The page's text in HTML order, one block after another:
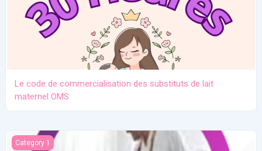
Le code de commercialisation des substituts de lait
maternel OMS
Conférence: Pour une révision de la terminologie de l'allaitement.
Category 1